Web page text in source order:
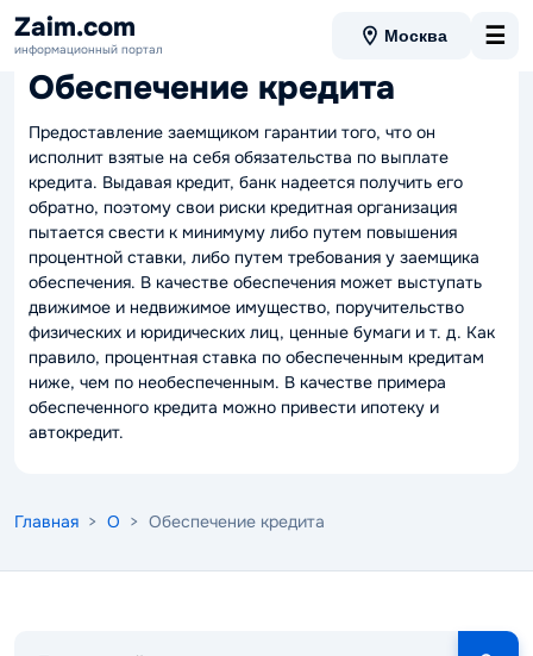
Zaim.com
информационный портал
Москва ☰
Вернуться в словарь
Обеспечение кредита
Предоставление заемщиком гарантии того, что он
исполнит взятые на себя обязательства по выплате
кредита. Выдавая кредит, банк надеется получить его
обратно, поэтому свои риски кредитная организация
пытается свести к минимуму либо путем повышения
процентной ставки, либо путем требования у заемщика
обеспечения. В качестве обеспечения может выступать
движимое и недвижимое имущество, поручительство
физических и юридических лиц, ценные бумаги и т. д. Как
правило, процентная ставка по обеспеченным кредитам
ниже, чем по необеспеченным. В качестве примера
обеспеченного кредита можно привести ипотеку и
автокредит.
Главная > О > Обеспечение кредита